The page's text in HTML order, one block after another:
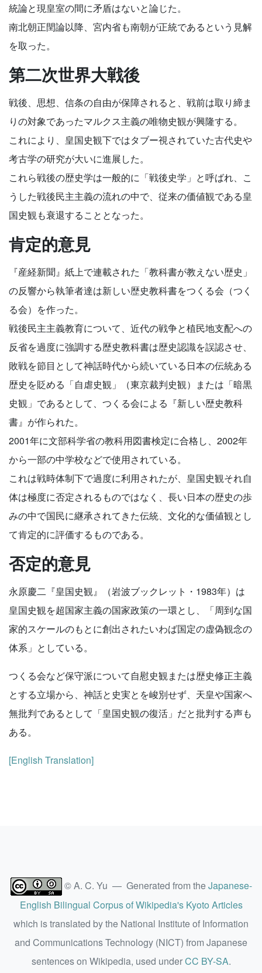
統論と現皇室の間に矛盾はないと論じた。
南北朝正閏論以降、宮内省も南朝が正統であるという見解
を取った。
第二次世界大戦後
戦後、思想、信条の自由が保障されると、戦前は取り締ま
りの対象であったマルクス主義の唯物史観が興隆する。
これにより、皇国史観下ではタブー視されていた古代史や
考古学の研究が大いに進展した。
これら戦後の歴史学は一般的に「戦後史学」と呼ばれ、こ
うした戦後民主主義の流れの中で、従来の価値観である皇
国史観も衰退することとなった。
肯定的意見
『産経新聞』紙上で連載された「教科書が教えない歴史」
の反響から執筆者達は新しい歴史教科書をつくる会（つく
る会）を作った。
戦後民主主義教育について、近代の戦争と植民地支配への
反省を過度に強調する歴史教科書は歴史認識を誤認させ、
敗戦を節目として神話時代から続いている日本の伝統ある
歴史を貶める「自虐史観」（東京裁判史観）または「暗黒
史観」であるとして、つくる会による『新しい歴史教科
書』が作られた。
2001年に文部科学省の教科用図書検定に合格し、2002年
から一部の中学校などで使用されている。
これは戦時体制下で過度に利用されたが、皇国史観それ自
体は極度に否定されるものではなく、長い日本の歴史の歩
みの中で国民に継承されてきた伝統、文化的な価値観とし
て肯定的に評価するものである。
否定的意見
永原慶二『皇国史観』（岩波ブックレット・1983年）は
皇国史観を超国家主義の国家政策の一環とし、「周到な国
家的スケールのもとに創出されたいわば国定の虚偽観念の
体系」としている。
つくる会など保守派について自慰史観または歴史修正主義
とする立場から、神話と史実とを峻別せず、天皇や国家へ
無批判であるとして「皇国史観の復活」だと批判する声も
ある。
[English Translation]
© A. C. Yu — Generated from theJapanese-
English Bilingual Corpus of Wikipedia's Kyoto Articles
which is translated by the National Institute of Information
and Communications Technology (NICT) from Japanese
sentences on Wikipedia, used underCC BY-SA.